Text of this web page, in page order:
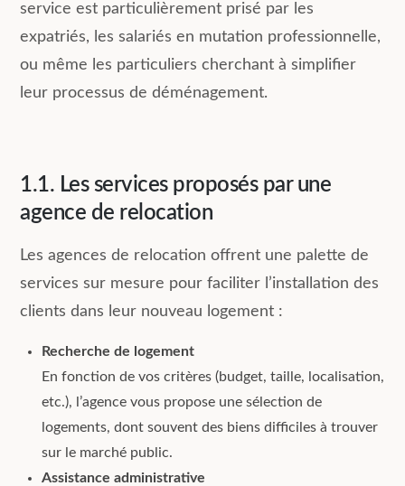
service est particulièrement prisé par les
expatriés, les salariés en mutation professionnelle,
ou même les particuliers cherchant à simplifier
leur processus de déménagement.
1.1. Les services proposés par une
agence de relocation
Les agences de relocation offrent une palette de
services sur mesure pour faciliter l’installation des
clients dans leur nouveau logement :
Recherche de logement
En fonction de vos critères (budget, taille, localisation,
etc.), l’agence vous propose une sélection de
logements, dont souvent des biens difficiles à trouver
sur le marché public.
Assistance administrative